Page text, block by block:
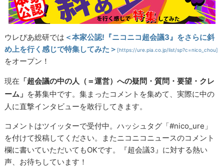
ウレぴあ総研では ＜本家公認!『ニコニコ超会議3』をさらに斜
め上を行く感じで特集してみた＞ [https://ure.pia.co.jp/list/sp?c=nico_chou]
をオープン！
現在 「超会議の中の人（＝運営）への疑問・質問・要望・クレ
ーム」 を募集中です。集まったコメントを集めて、実際に中の
人に直撃インタビューを敢行してきます。
コメントはツイッターで受付中。ハッシュタグ「#nico_ure」
を付けて投稿してください。またニコニコニュースのコメント
欄に書いていただいてもOKです。『超会議3』に対する熱い
声、お待ちしています！